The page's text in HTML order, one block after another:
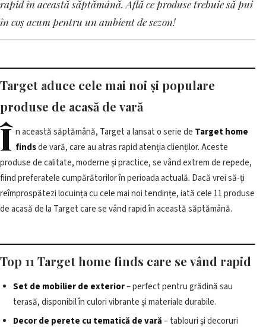
Cele mai bune 11 noutăți de
acasă de la Target care se
vând rapid în această
săptămână
8 iunie 2026, 12:01 · 3 min citire
rapid în această săptămână. Află ce produse trebuie să pui
în coș acum pentru un ambient de sezon!
Target aduce cele mai noi și populare
produse de acasă de vară
Î n această săptămână, Target a lansat o serie de Target home
findsde vară, care au atras rapid atenția clienților. Aceste
produse de calitate, moderne și practice, se vând extrem de repede,
fiind preferatele cumpărătorilor în perioada actuală. Dacă vrei să-ți
reîmprospătezi locuința cu cele mai noi tendințe, iată cele 11 produse
de acasă de la Target care se vând rapid în această săptămână.
Top 11 Target home finds care se vând rapid
Set de mobilier de exterior– perfect pentru grădină sau
terasă, disponibil în culori vibrante și materiale durabile.
Decor de perete cu tematică de vară– tablouri și decoruri